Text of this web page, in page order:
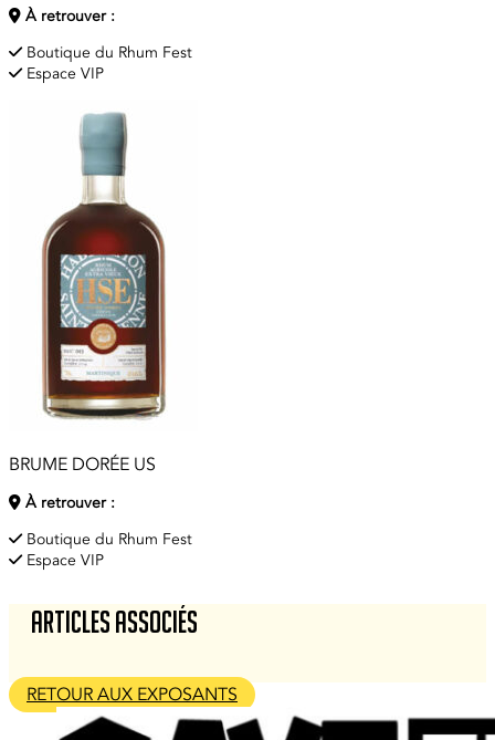
À retrouver :
Boutique du Rhum Fest
Espace VIP
BRUME DORÉE US
À retrouver :
Boutique du Rhum Fest
Espace VIP
Articles associés
RETOUR AUX EXPOSANTS